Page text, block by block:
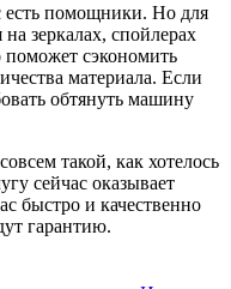
есть помощники. Но для
зеркалах, спойлерах
сэкономить
материала. Если
обтянуть машину
такой, как хотелось
сейчас оказывает
быстро и качественно
гарантию.